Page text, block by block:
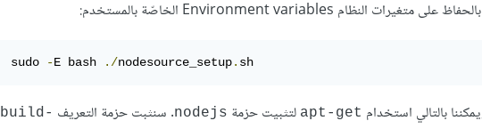
بالحفاظ على متغيرات النظام Environment variables الخاصّة بالمستخدم:
sudo -E bash ./nodesource_setup. sh
apt-get لتثبيت حزمة nodejs. سنثبت حزمة التعريف build-